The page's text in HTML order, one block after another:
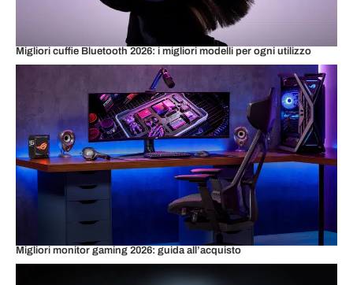
Migliori cuffie Bluetooth 2026: i migliori modelli per ogni utilizzo
Migliori monitor gaming 2026: guida all’acquisto